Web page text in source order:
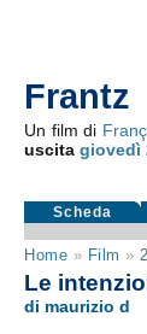
Frantz
Un film di
uscitagiovedì
Scheda
Home » Film »
Le
di maurizio d